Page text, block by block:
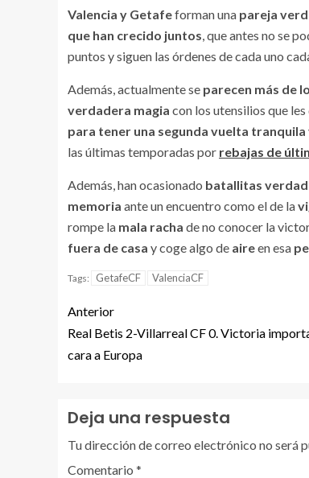
Valencia y Getafeforman una pareja
que han crecido juntos, que antes no se
puntos y siguen las órdenes de cada uno
Además, actualmente se parecen más de
verdadera magia con los utensilios que
para tener una segunda vuelta tranquila
las últimas temporadas por rebajas de
Además, han ocasionado batallitas
memoria ante un encuentro como el de la
rompe la mala racha de no conocer la
fuera de casa y coge algo de aireen esa
Tags: GetafeCF ValenciaCF
Anterior
Real Betis 2-Villarreal CF 0. Victoria
cara a Europa
Deja una respuesta
Tu dirección de correo electrónico no será
Comentario *